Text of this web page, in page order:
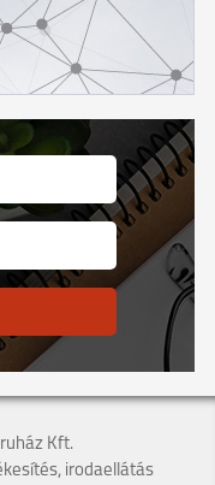
Kft.
irodaellátás